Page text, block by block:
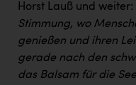
PÜSPÖK
REMAX
RE/MAX Welcome
Horst Lauß und weiter:
Stimmung, wo
genießen und ihren
gerade nach den
das Balsam für die